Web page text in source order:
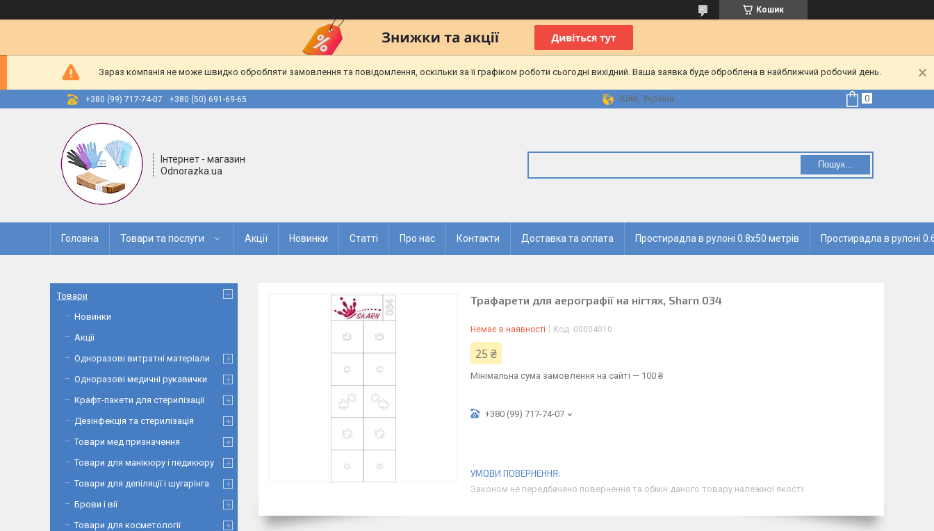
Кошик
Зараз компанія не може швидко обробляти замовлення та повідомлення, оскільки за її графіком роботи сьогодні вихідний. Ваша заявка буде оброблена в найближчий робочий день.
+380 (99) 717-74-07 +380 (50) 691-69-65 Київ, Україна
Інтернет - магазин
Odnorazka.ua
Пошук...
Головна Товари та послуги Акції Новинки Статті Про нас Контакти Доставка та оплата Простирадла в рулоні 0.8х50 метрів Простирадла в рулоні
Трафарети для аерографії на нігтях, Sharn 034
Немає в наявності Код: 00004010
25 ₴
Мінімальна сума замовлення на сайті — 100 ₴
+380 (99) 717-74-07
Законом не передбачено повернення та обмін даного товару належної якості
Товари
Новинки
Акції
Одноразові витратні матеріали
Одноразові медичні рукавички
Крафт-пакети для стерилізації
Дезінфекція та стерилізація
Товари мед призначення
Товари для манікюру і педикюру
Товари для депіляції і шугарінга
Брови і вії
Товари для косметології